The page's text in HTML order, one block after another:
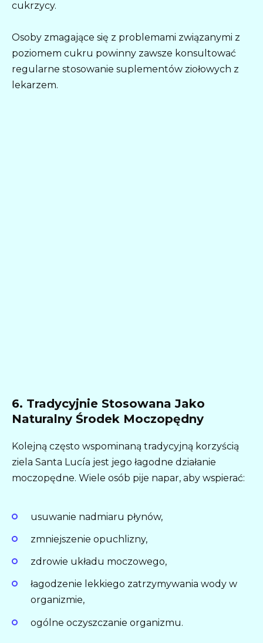
cukrzycy.
Osoby zmagające się z problemami związanymi z
poziomem cukru powinny zawsze konsultować
regularne stosowanie suplementów ziołowych z
lekarzem.
6. Tradycyjnie Stosowana Jako
Naturalny Środek Moczopędny
Kolejną często wspominaną tradycyjną korzyścią
ziela Santa Lucía jest jego łagodne działanie
moczopędne. Wiele osób pije napar, aby wspierać:
usuwanie nadmiaru płynów,
zmniejszenie opuchlizny,
zdrowie układu moczowego,
łagodzenie lekkiego zatrzymywania wody w
organizmie,
ogólne oczyszczanie organizmu.